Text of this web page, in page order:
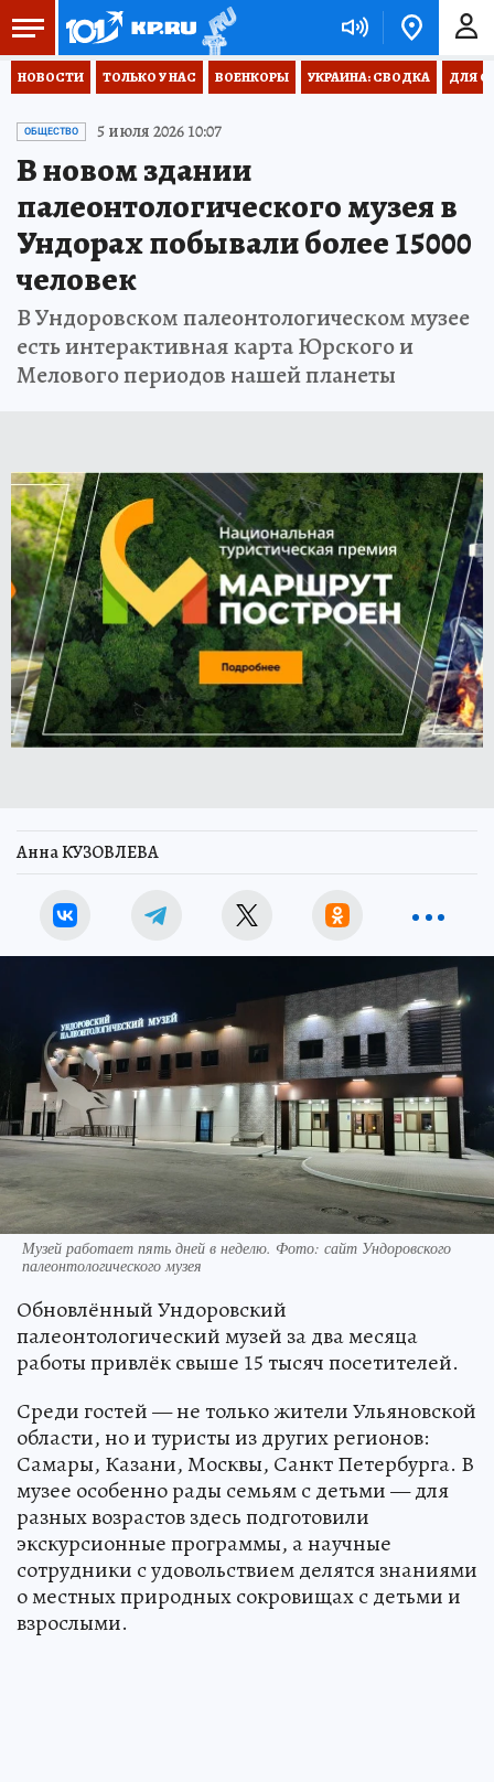
НОВОСТИ ТОЛЬКО У НАС ВОЕНКОРЫ УКРАИНА: СВОДКА ДЛЯ
ОБЩЕСТВО 5 июля 2026 10:07
В новом здании
палеонтологического музея в
Ундорах побывали более 15000
человек
В Ундоровском палеонтологическом музее
есть интерактивная карта Юрского и
Мелового периодов нашей планеты
Анна КУЗОВЛЕВА
Музей работает пять дней в неделю. Фото: сайт Ундоровского
палеонтологического музея
Обновлённый Ундоровский
палеонтологический музей за два месяца
работы привлёк свыше 15 тысяч посетителей.
Среди гостей — не только жители Ульяновской
области, но и туристы из других регионов:
Самары, Казани, Москвы, Санкт Петербурга. В
музее особенно рады семьям с детьми — для
разных возрастов здесь подготовили
экскурсионные программы, а научные
сотрудники с удовольствием делятся знаниями
о местных природных сокровищах с детьми и
взрослыми.